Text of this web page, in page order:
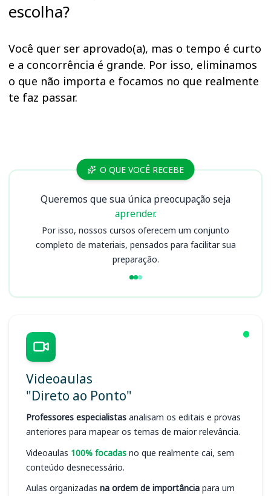
escolha?
Você quer ser aprovado(a), mas o tempo é curto
e a concorrência é grande. Por isso, eliminamos
o que não importa e focamos no que realmente
te faz passar.
Cursos O QUE VOCÊ RECEBE
Queremos que sua única preocupação seja
aprender.
Por isso, nossos cursos oferecem um conjunto
completo de materiais, pensados para facilitar sua
preparação.
Videoaulas
"Direto ao Ponto"
Professores especialistas analisam os editais e provas
anteriores para mapear os temas de maior relevância.
Videoaulas 100% focadas no que realmente cai, sem
conteúdo desnecessário.
Aulas organizadas na ordem de importância para um